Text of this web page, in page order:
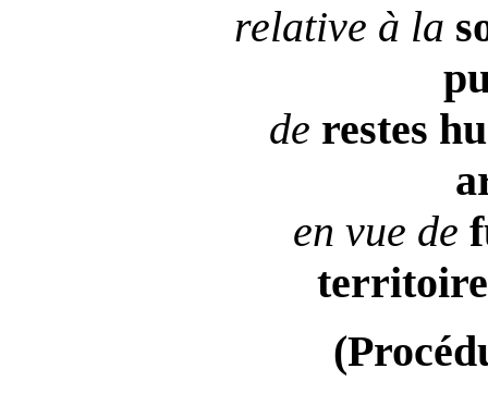
relative à la
de restes
en vue de
territoire